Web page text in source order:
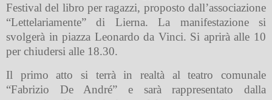
Festival del libro per ragazzi, proposto dall’associazione
“Lettelariamente” di Lierna. La manifestazione si
svolgerà in piazza Leonardo da Vinci. Si aprirà alle 10
per chiudersi alle 18.30.
Il primo atto si terrà in realtà al teatro comunale
“Fabrizio De André” e sarà rappresentato dalla